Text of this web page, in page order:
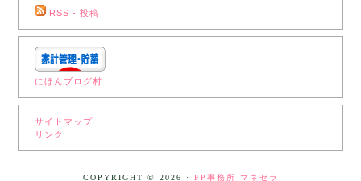
RSS - 投稿
にほんブログ村
サイトマップ
リンク
COPYRIGHT © 2026 · FP事務所 マネセラ